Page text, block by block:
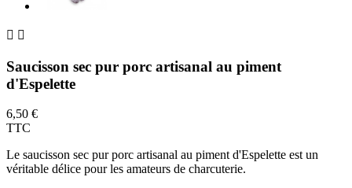
 
Saucisson sec pur porc artisanal au piment
d'Espelette
6,50 €
TTC
Le saucisson sec pur porc artisanal au piment d'Espelette est un
véritable délice pour les amateurs de charcuterie.